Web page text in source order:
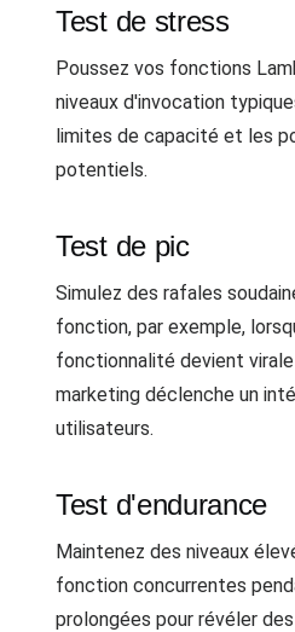
Test de stress
Poussez vos fonctions
niveaux d'invocation
limites de capacité et les
potentiels.
Test de pic
Simulez des rafales
fonction, par exemple,
fonctionnalité devient
marketing déclenche un
utilisateurs.
Test d'endurance
Maintenez des niveaux
fonction concurrentes
prolongées pour révéler